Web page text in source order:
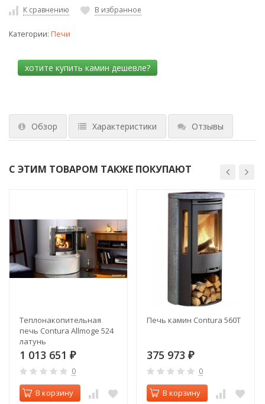
К сравнению В избранное
Категории: Печи
Обзор Характеристики Отзывы
С ЭТИМ ТОВАРОМ ТАКЖЕ ПОКУПАЮТ
Теплонакопительная
печь Contura Allmoge 524
латунь
1 013 651 ₽
0
В корзину
Печь камин Contura 560T
375 973 ₽
0
В корзину